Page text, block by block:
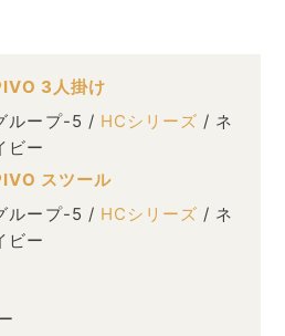
3人掛け
ループ-5 / HCシリーズ / ネ
ビー
スツール
ループ-5 / HCシリーズ / ネ
ビー